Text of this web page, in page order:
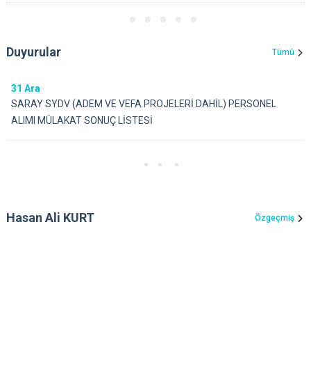
Duyurular Tümü
31 Ara
SARAY SYDV (ADEM VE VEFA PROJELERİ DAHİL) PERSONEL
ALIMI MÜLAKAT SONUÇ LİSTESİ
Hasan Ali KURT Özgeçmiş